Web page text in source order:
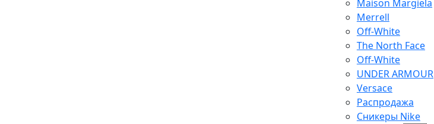
Maison Margiela
Merrell
Off-White
The North Face
Off-White
UNDER ARMOUR
Versace
Распродажа
Сникеры Nike